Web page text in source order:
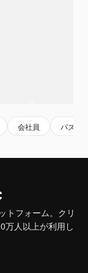
会社員 パズル
トフォーム。クリ
万人以上が利用し